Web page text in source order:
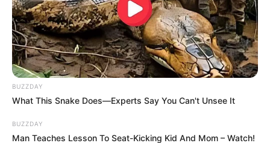
BUZZDAY
What This Snake Does—Experts Say You Can't Unsee It
BUZZDAY
Man Teaches Lesson To Seat-Kicking Kid And Mom – Watch!